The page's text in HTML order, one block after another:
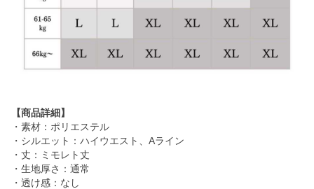
【商品詳細】
・素材：ポリエステル
・シルエット：ハイウエスト、Aライン
・丈：ミモレト丈
・生地厚さ：通常
・透け感：なし